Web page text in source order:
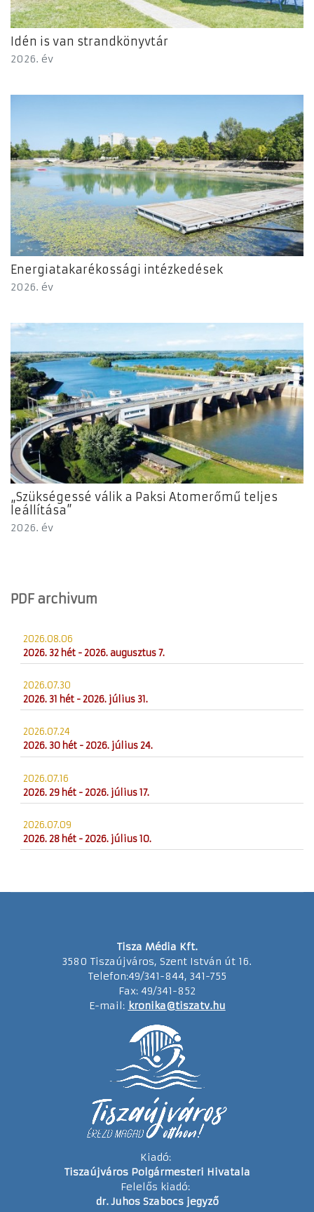
Idén is van strandkönyvtár
2026. év
Energiatakarékossági intézkedések
2026. év
„Szükségessé válik a Paksi Atomerőmű teljes
leállítása”
2026. év
PDF archivum
2026.08.06
2026. 32 hét - 2026. augusztus 7.
2026.07.30
2026. 31 hét - 2026. július 31.
2026.07.24
2026. 30 hét - 2026. július 24.
2026.07.16
2026. 29 hét - 2026. július 17.
2026.07.09
2026. 28 hét - 2026. július 10.
Tisza Média Kft.
3580 Tiszaújváros, Szent István út 16.
Telefon:49/341-844, 341-755
Fax: 49/341-852
E-mail: kronika@tiszatv.hu
Kiadó:
Tiszaújváros Polgármesteri Hivatala
Felelős kiadó:
dr. Juhos Szabocs jegyző